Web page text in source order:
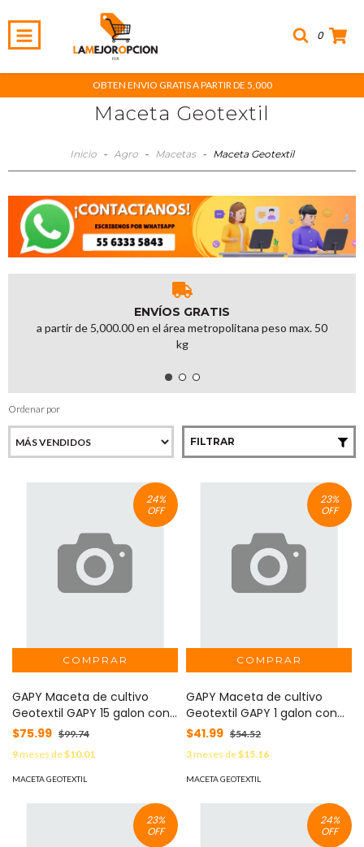
0
OBTEN ENVIO GRATIS A PARTIR DE 5,000
Maceta Geotextil
Inicio - Agro - Macetas - Maceta Geotextil
ENVÍOS GRATIS
a partir de 5,000.00 en el área metropolitana peso max. 50
kg
Ordenar por
FILTRAR
24%
OFF
GAPY Maceta de cultivo
Geotextil GAPY 15 galon con
asas negro . MOD: LMO-
GAPY-GAL-15-CLAS
$75.99 $99.74
9meses de$10.01
MACETA GEOTEXTIL
23%
OFF
GAPY Maceta de cultivo
Geotextil GAPY 1 galon con
asas negro . MOD: LMO-
GAPY-GAL-1-CLAS
$41.99 $54.52
3meses de$15.16
MACETA GEOTEXTIL
23%
OFF
24%
OFF